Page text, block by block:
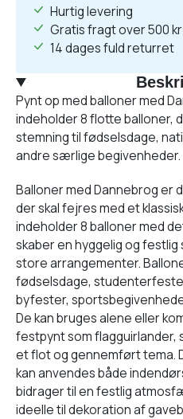
Hurtig levering
Gratis fragt over 500 kr
14 dages fuld returret
Pynt op med balloner med
indeholder 8 flotte balloner,
stemning til fødselsdage,
andre særlige begivenheder.
Balloner med Dannebrog er
der skal fejres med et
indeholder 8 balloner med
skaber en hyggelig og festlig
store arrangementer.
fødselsdage,
byfester,
De kan bruges alene eller
festpynt som
et flot og gennemført tema.
kan anvendes både
bidrager til en festlig
ideelle til dekoration af